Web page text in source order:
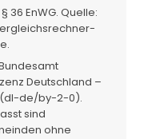
EnWG. Quelle:
Deutschland –
(dl-de/by-2-0).
sind
ohne